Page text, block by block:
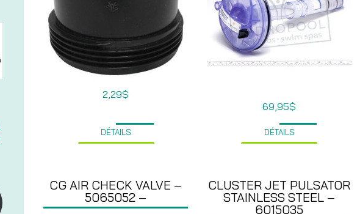
2,29$
DÉTAILS
69,95$
DÉTAILS
CG AIR CHECK VALVE –
5065052 –
CLUSTER JET PULSATOR
STAINLESS STEEL –
6015035